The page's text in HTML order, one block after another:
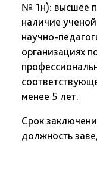
№ 1н): высшее
наличие
научно-
организациях
менее 5 лет.
Срок
должность